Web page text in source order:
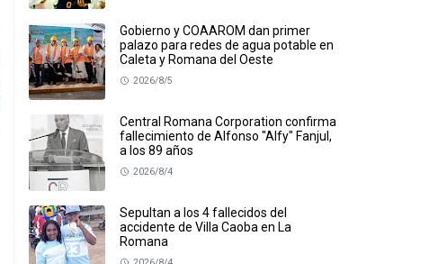
Gobierno y COAAROM dan primer
palazo para redes de agua potable en
Caleta y Romana del Oeste
2026/8/5
Central Romana Corporation confirma
fallecimiento de Alfonso "Alfy" Fanjul,
a los 89 años
2026/8/4
Sepultan a los 4 fallecidos del
accidente de Villa Caoba en La
Romana